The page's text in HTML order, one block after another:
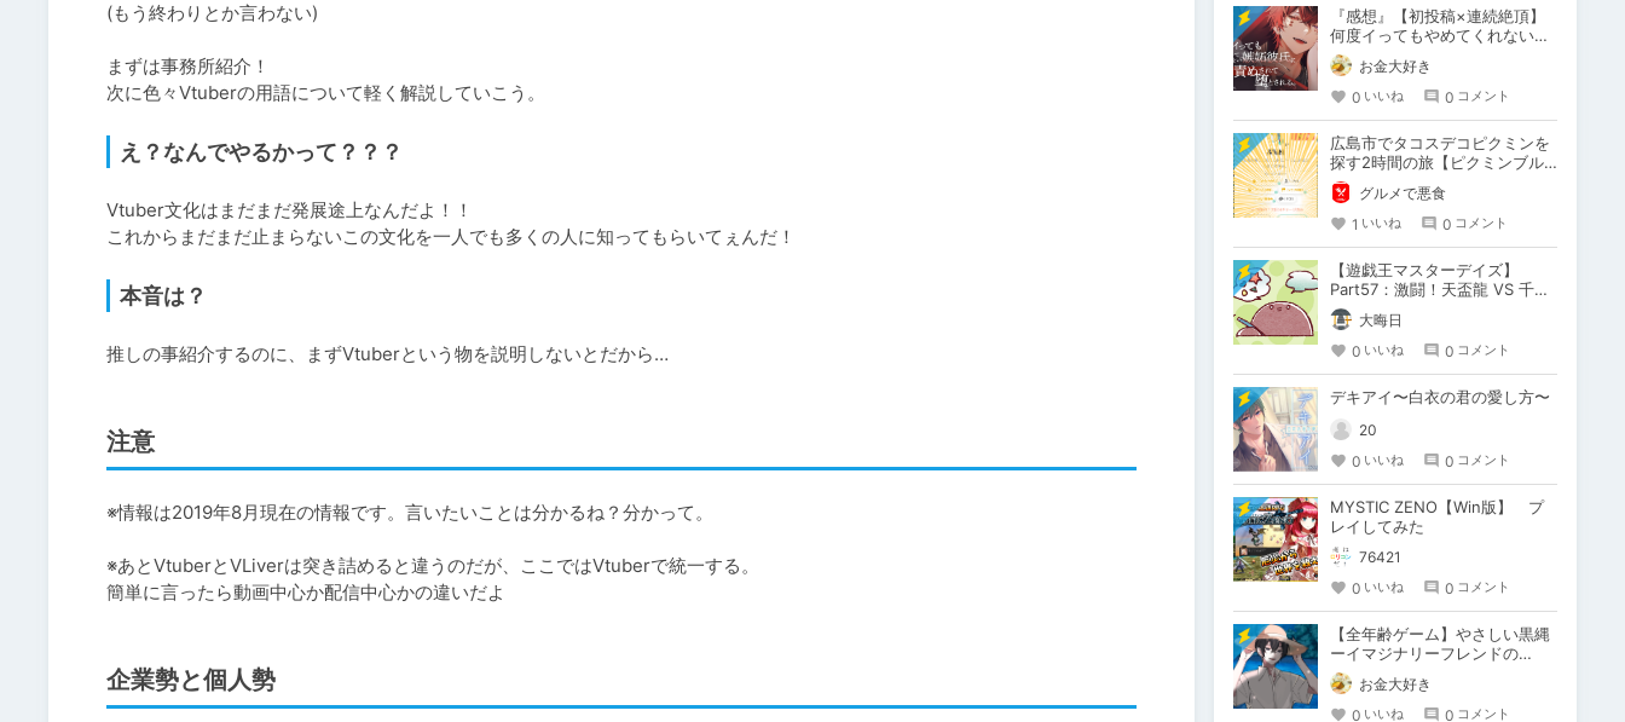
(もう終わりとか言わない)
まずは事務所紹介！
次に色々Vtuberの用語について軽く解説していこう。
え？なんでやるかって？？？
Vtuber文化はまだまだ発展途上なんだよ！！
これからまだまだ止まらないこの文化を一人でも多くの人に知ってもらいてぇんだ！
本音は？
推しの事紹介するのに、まずVtuberという物を説明しないとだから…
注意
※情報は2019年8月現在の情報です。言いたいことは分かるね？分かって。
※あとVtuberとVLiverは突き詰めると違うのだが、ここではVtuberで統一する。
簡単に言ったら動画中心か配信中心かの違いだよ
企業勢と個人勢
『感想』【初投稿×連続絶頂】
何度イってもやめてくれない嫉
妬彼氏に激責めされて堕とされ
る。お金大好き
0 いいね 0 コメント
広島市でタコスデコピクミンを
探す2時間の旅【ピクミンブル
ーム / Pikmin Bloom】
グルメで悪食
1 いいね 0 コメント
【遊戯王マスターデイズ】
Part57：激闘！天盃龍 VS 千年
D【架空デュエル】
大晦日
0 いいね 0 コメント
デキアイ〜白衣の君の愛し方〜
20
0 いいね 0 コメント
MYSTIC ZENO【Win版】 プ
レイしてみた
76421
0 いいね 0 コメント
【全年齢ゲーム】やさしい黒縄
ーイマジナリーフレンドの
「彼」と過ごすおぼんやすみー
お金大好き
0 いいね 0 コメント